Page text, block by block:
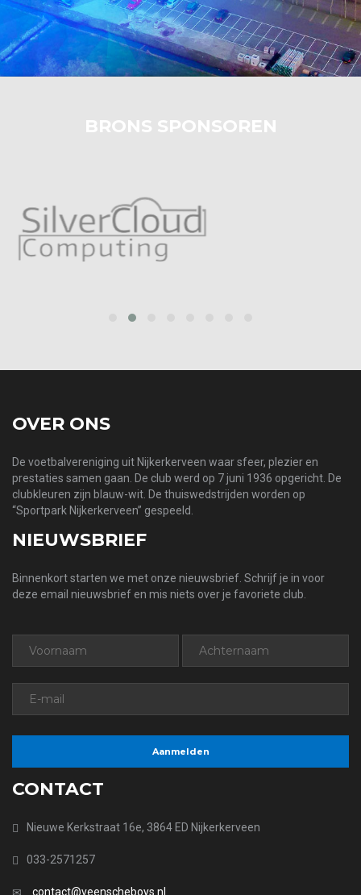
BRONS SPONSOREN
OVER ONS
De voetbalvereniging uit Nijkerkerveen waar sfeer, plezier en
prestaties samen gaan. De club werd op 7 juni 1936 opgericht. De
clubkleuren zijn blauw-wit. De thuiswedstrijden worden op
“Sportpark Nijkerkerveen” gespeeld.
NIEUWSBRIEF
Binnenkort starten we met onze nieuwsbrief. Schrijf je in voor
deze email nieuwsbrief en mis niets over je favoriete club.
CONTACT
Nieuwe Kerkstraat 16e, 3864 ED Nijkerkerveen
033-2571257
contact@veenscheboys.nl